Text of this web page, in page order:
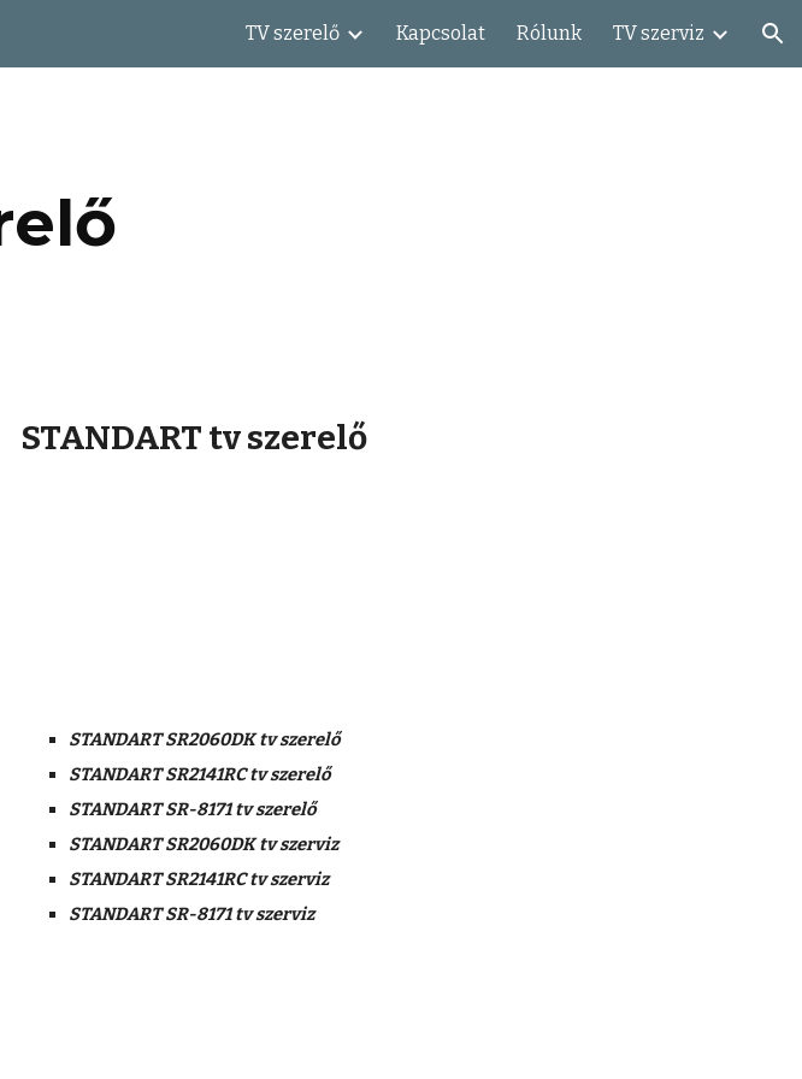
Skip to navigationTV szerelő Kapcsolat Rólunk TV szerviz
STANDART tv szerelő
STANDART SR2060DK tv szerelő
STANDART SR2141RC tv szerelő
STANDART SR-8171 tv szerelő
STANDART SR2060DK tv szerviz
STANDART SR2141RC tv szerviz
STANDART SR-8171 tv szerviz